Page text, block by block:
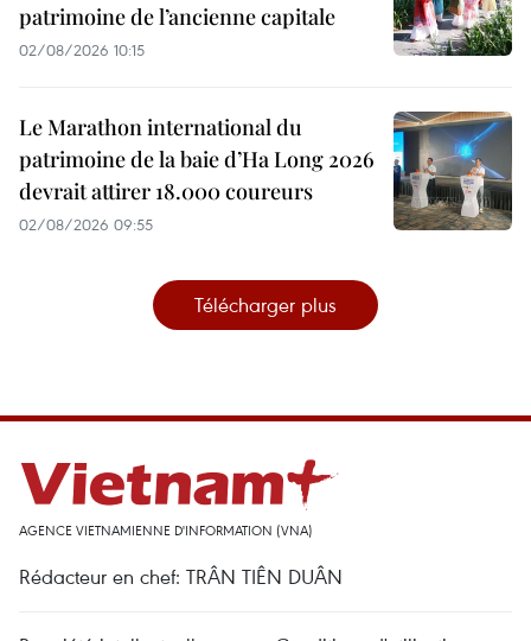
patrimoine de l’ancienne capitale
02/08/2026 10:15
Le Marathon international du
patrimoine de la baie d’Ha Long 2026
devrait attirer 18.000 coureurs
02/08/2026 09:55
Télécharger plus
AGENCE VIETNAMIENNE D'INFORMATION (VNA)
Rédacteur en chef: TRÂN TIÊN DUÂN